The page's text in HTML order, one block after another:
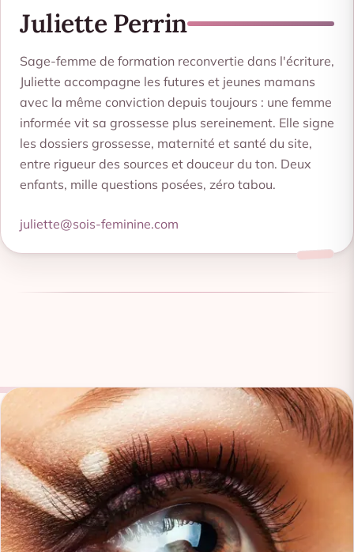
Juliette Perrin
Sage-femme de formation reconvertie dans l'écriture,
Juliette accompagne les futures et jeunes mamans
avec la même conviction depuis toujours : une femme
informée vit sa grossesse plus sereinement. Elle signe
les dossiers grossesse, maternité et santé du site,
entre rigueur des sources et douceur du ton. Deux
enfants, mille questions posées, zéro tabou.
juliette@sois-feminine.com